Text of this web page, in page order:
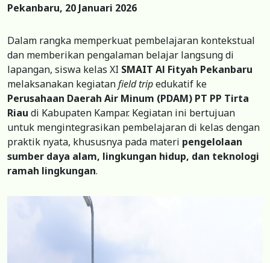
Pekanbaru, 20 Januari 2026
Dalam rangka memperkuat pembelajaran kontekstual
dan memberikan pengalaman belajar langsung di
lapangan, siswa kelas XI SMAIT Al Fityah Pekanbaru
melaksanakan kegiatanfield tripedukatif ke
Perusahaan Daerah Air Minum (PDAM) PT PP Tirta
Riau di Kabupaten Kampar. Kegiatan ini bertujuan
untuk mengintegrasikan pembelajaran di kelas dengan
praktik nyata, khususnya pada materi pengelolaan
sumber daya alam, lingkungan hidup, dan teknologi
ramah lingkungan.